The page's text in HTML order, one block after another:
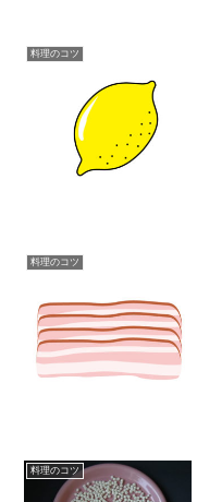
料理のコツ
料理のコツ
料理のコツ